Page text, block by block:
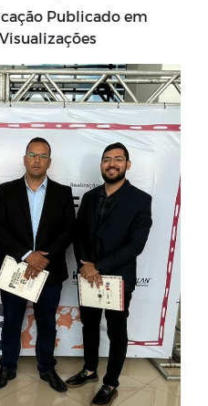
Publicado em